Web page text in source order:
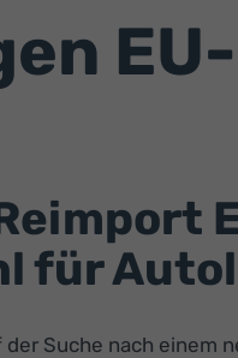
für
Suche nach einem